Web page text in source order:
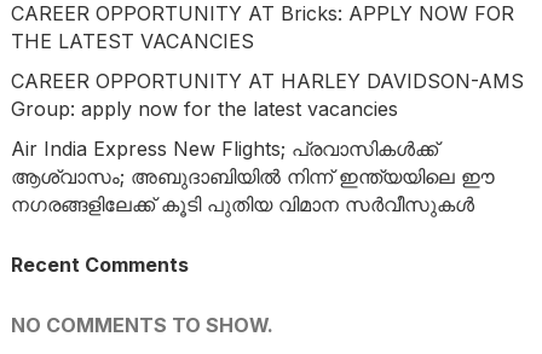
CAREER OPPORTUNITY AT Bricks: APPLY NOW FOR
THE LATEST VACANCIES
CAREER OPPORTUNITY AT HARLEY DAVIDSON-AMS
Group: apply now for the latest vacancies
Air India Express New Flights; പ്രവാസികൾക്ക്
ആശ്വാസം; അബുദാബിയിൽ നിന്ന് ഇന്ത്യയിലെ ഈ
നഗരങ്ങളിലേക്ക് കൂടി പുതിയ വിമാന സർവീസുകൾ
Recent Comments
NO COMMENTS TO SHOW.